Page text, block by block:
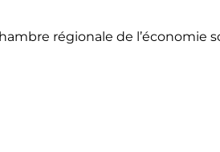
régionale de l’économie